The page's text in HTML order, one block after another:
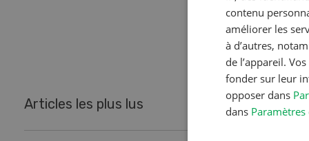
Articles les plus lus
contenu
améliorer les
à d’autres,
de l’appareil.
fonder sur leur
opposer dans
dans